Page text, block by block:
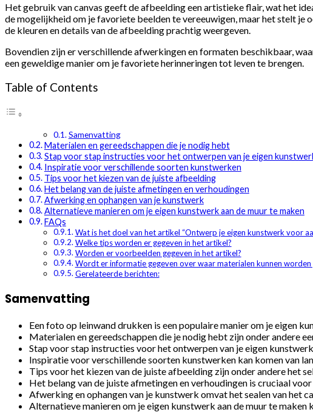
Het gebruik van canvas geeft de afbeelding een artistieke flair, wat het
de mogelijkheid om je favoriete beelden te vereeuwigen, maar het stelt
de kleuren en details van de afbeelding prachtig weergeven.
Bovendien zijn er verschillende afwerkingen en formaten beschikbaar,
een geweldige manier om je favoriete herinneringen tot leven te brengen.
Table of Contents
Samenvatting
Materialen en gereedschappen die je nodig hebt
Stap voor stap instructies voor het ontwerpen van je eigen
Inspiratie voor verschillende soorten kunstwerken
Tips voor het kiezen van de juiste afbeelding
Het belang van de juiste afmetingen en verhoudingen
Afwerking en ophangen van je kunstwerk
Alternatieve manieren om je eigen kunstwerk aan de muur te maken
FAQs
Wat is het doel van het artikel “Ontwerp je eigen kunstwerk voor
Welke tips worden er gegeven in het artikel?
Worden er voorbeelden gegeven in het artikel?
Wordt er informatie gegeven over waar materialen kunnen worden
Gerelateerde berichten:
Samenvatting
Een foto op leinwand drukken is een populaire manier om je eigen
Materialen en gereedschappen die je nodig hebt zijn onder andere
Stap voor stap instructies voor het ontwerpen van je eigen
Inspiratie voor verschillende soorten kunstwerken kan komen van
Tips voor het kiezen van de juiste afbeelding zijn onder andere het
Het belang van de juiste afmetingen en verhoudingen is cruciaal
Afwerking en ophangen van je kunstwerk omvat het sealen van het
Alternatieve manieren om je eigen kunstwerk aan de muur te